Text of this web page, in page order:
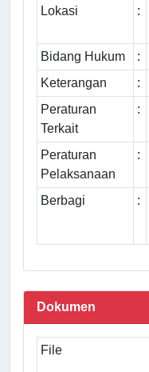
Lokasi :
Bidang Hukum
:
Keterangan
:
Peraturan
Terkait
:
Peraturan
Pelaksanaan
:
Berbagi :
Dokumen
File